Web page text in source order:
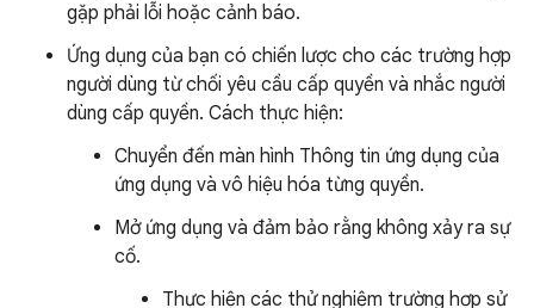
gặp phải lỗi hoặc cảnh báo.
Ứng dụng của bạn có chiến lược cho các trường hợp
người dùng từ chối yêu cầu cấp quyền và nhắc người
dùng cấp quyền. Cách thực hiện:
Chuyển đến màn hình Thông tin ứng dụng của
ứng dụng và vô hiệu hóa từng quyền.
Mở ứng dụng và đảm bảo rằng không xảy ra sự
cố.
Thực hiện các thử nghiệm trường hợp sử